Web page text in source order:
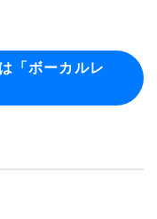
「ボーカルレ